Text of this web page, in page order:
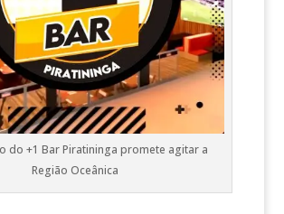
do +1 Bar Piratininga promete agitar a
Região Oceânica